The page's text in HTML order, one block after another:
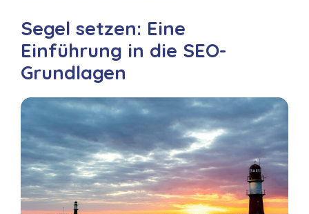
Segel setzen: Eine
Einführung in die SEO-
Grundlagen